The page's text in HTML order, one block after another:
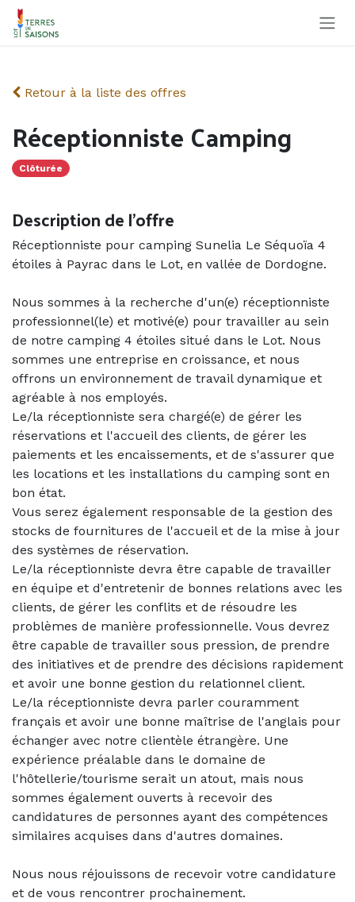
Se rendre au contenu
Retour à la liste des offres
Réceptionniste Camping
Clôturée
Description de l'offre
Réceptionniste pour camping Sunelia Le Séquoïa 4
étoiles à Payrac dans le Lot, en vallée de Dordogne.
Nous sommes à la recherche d'un(e) réceptionniste
professionnel(le) et motivé(e) pour travailler au sein
de notre camping 4 étoiles situé dans le Lot. Nous
sommes une entreprise en croissance, et nous
offrons un environnement de travail dynamique et
agréable à nos employés.
Le/la réceptionniste sera chargé(e) de gérer les
réservations et l'accueil des clients, de gérer les
paiements et les encaissements, et de s'assurer que
les locations et les installations du camping sont en
bon état.
Vous serez également responsable de la gestion des
stocks de fournitures de l'accueil et de la mise à jour
des systèmes de réservation.
Le/la réceptionniste devra être capable de travailler
en équipe et d'entretenir de bonnes relations avec les
clients, de gérer les conflits et de résoudre les
problèmes de manière professionnelle. Vous devrez
être capable de travailler sous pression, de prendre
des initiatives et de prendre des décisions rapidement
et avoir une bonne gestion du relationnel client.
Le/la réceptionniste devra parler couramment
français et avoir une bonne maîtrise de l'anglais pour
échanger avec notre clientèle étrangère. Une
expérience préalable dans le domaine de
l'hôtellerie/tourisme serait un atout, mais nous
sommes également ouverts à recevoir des
candidatures de personnes ayant des compétences
similaires acquises dans d'autres domaines.
Nous nous réjouissons de recevoir votre candidature
et de vous rencontrer prochainement.